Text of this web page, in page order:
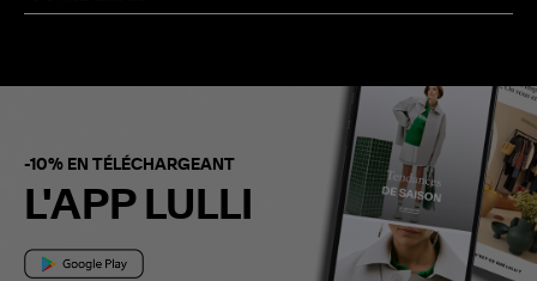
-10% EN TÉLÉCHARGEANT
L'APP LULLI